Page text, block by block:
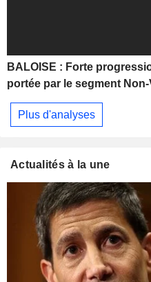
BALOISE : Forte
portée par le segment Non-
Plus d'analyses
Actualités à la une